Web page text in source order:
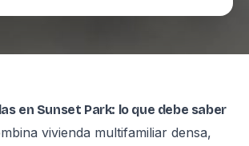
en Sunset Park: lo que debe saber
vivienda multifamiliar densa,